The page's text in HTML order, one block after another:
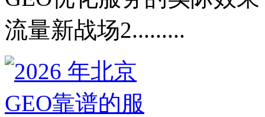
流量新战场2.........